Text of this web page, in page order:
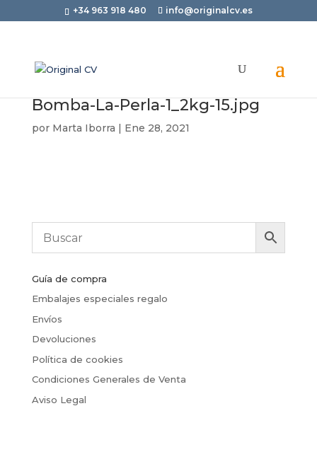
+34 963 918 480 info@originalcv.es
Bomba-La-Perla-1_2kg-15.jpg
por Marta Iborra | Ene 28, 2021
Guía de compra
Embalajes especiales regalo
Envíos
Devoluciones
Política de cookies
Condiciones Generales de Venta
Aviso Legal